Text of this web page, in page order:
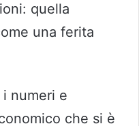
quella
una ferita
numeri e
che si è